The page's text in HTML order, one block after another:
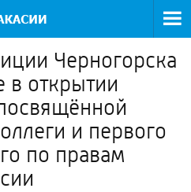
Черногорска
в открытии
и первого
по правам